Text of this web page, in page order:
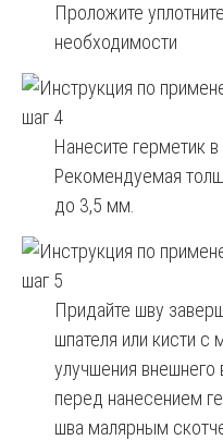
Проложите
необходимости
Нанесите герметик
Рекомендуемая
до 3,5 мм.
Придайте шву
шпателя или кисти
улучшения
перед нанесением
шва малярным